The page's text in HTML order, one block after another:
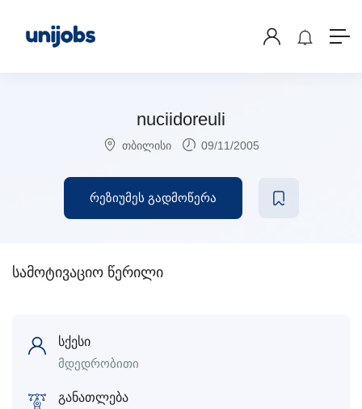
nuciidoreuli
თბილისი 09/11/2005
რეზიუმეს გადმოწერა
სამოტივაციო წერილი
სქესი
მდედრობითი
განათლება